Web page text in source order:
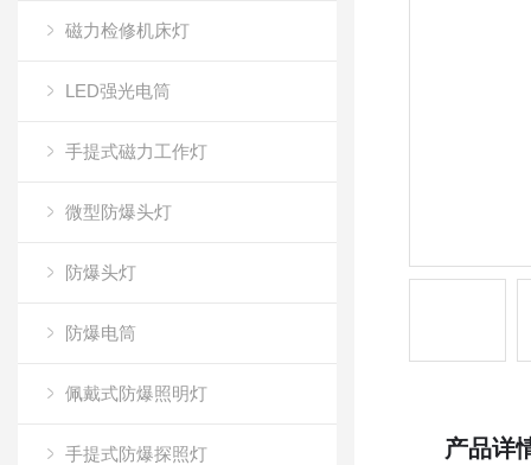
磁力检修机床灯
LED强光电筒
手提式磁力工作灯
微型防爆头灯
防爆头灯
防爆电筒
佩戴式防爆照明灯
手提式防爆探照灯 产品详